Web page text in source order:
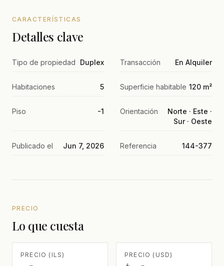
CARACTERÍSTICAS
Detalles clave
Tipo de propiedad Duplex Transacción En Alquiler
Habitaciones 5 Superficie habitable 120 m²
Piso -1 Orientación
Norte · Este ·
Sur · Oeste
Publicado el Jun 7, 2026 Referencia 144-377
PRECIO
Lo que cuesta
PRECIO (ILS) PRECIO (USD)